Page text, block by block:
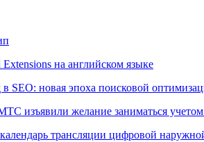
на английском языке
SEO: новая эпоха поисковой
изъявили желание заниматься
трансляции цифровой